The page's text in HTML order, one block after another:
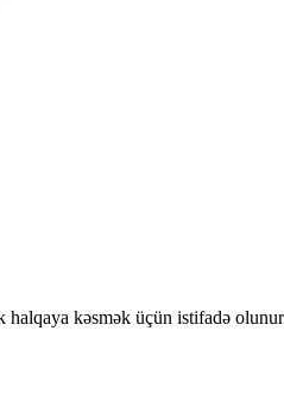
kəsmək üçün istifadə